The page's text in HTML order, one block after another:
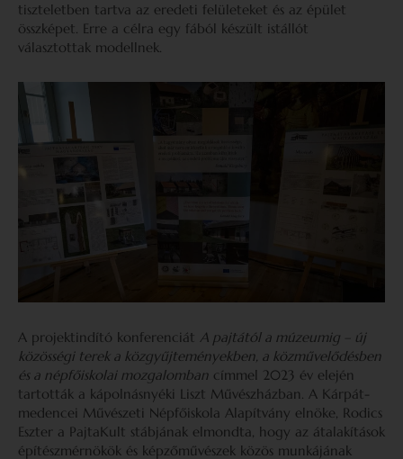
tiszteletben tartva az eredeti felületeket és az épület
összképet. Erre a célra egy fából készült istállót
választottak modellnek.
A projektindító konferenciát A pajtától a múzeumig – új
közösségi terek a közgyűjteményekben, a közművelődésben
és a népfőiskolai mozgalomban címmel 2023 év elején
tartották a kápolnásnyéki Liszt Művészházban. A Kárpát-
medencei Művészeti Népfőiskola Alapítvány elnöke, Rodics
Eszter a PajtaKult stábjának elmondta, hogy az átalakítások
építészmérnökök és képzőművészek közös munkájának